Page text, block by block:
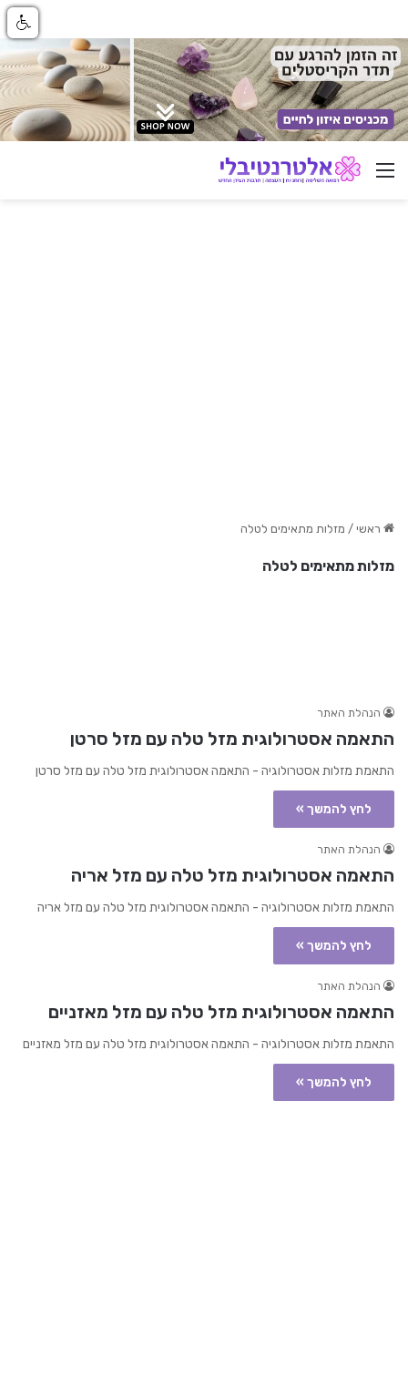
ניווט באתר
ראשי / מזלות מתאימים לטלה
מזלות מתאימים לטלה
הנהלת האתר
התאמה אסטרולוגית מזל טלה עם מזל סרטן
התאמת מזלות אסטרולוגיה - התאמה אסטרולוגית מזל טלה עם מזל סרטן
לחץ להמשך »
הנהלת האתר
התאמה אסטרולוגית מזל טלה עם מזל אריה
התאמת מזלות אסטרולוגיה - התאמה אסטרולוגית מזל טלה עם מזל אריה
לחץ להמשך »
הנהלת האתר
התאמה אסטרולוגית מזל טלה עם מזל מאזניים
התאמת מזלות אסטרולוגיה - התאמה אסטרולוגית מזל טלה עם מזל מאזניים
לחץ להמשך »